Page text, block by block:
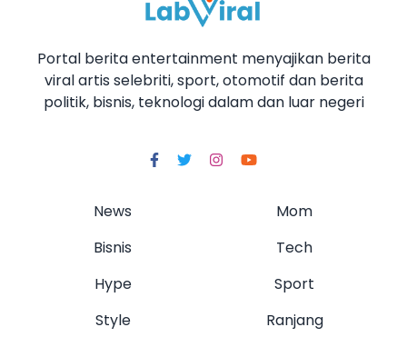
Portal berita entertainment menyajikan berita
viral artis selebriti, sport, otomotif dan berita
politik, bisnis, teknologi dalam dan luar negeri
News
Bisnis
Hype
Style
Mom
Tech
Sport
Ranjang